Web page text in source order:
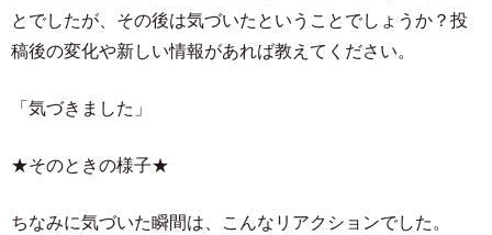
とでしたが、その後は気づいたということでしょうか？投
稿後の変化や新しい情報があれば教えてください。
「気づきました」
★そのときの様子★
ちなみに気づいた瞬間は、こんなリアクションでした。